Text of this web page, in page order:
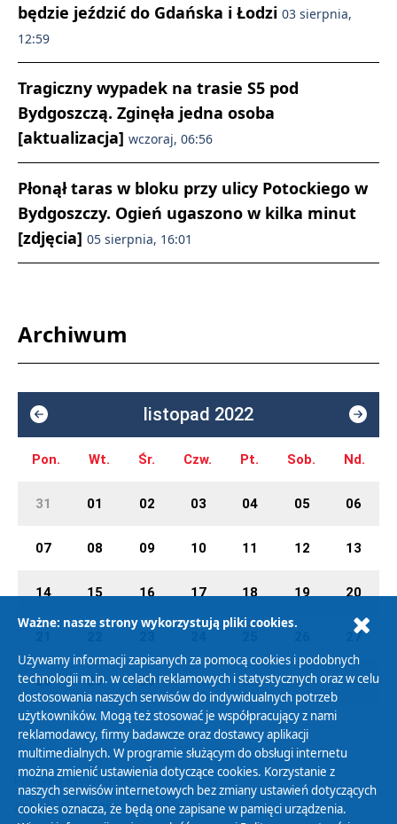
będzie jeździć do Gdańska i Łodzi 03 sierpnia,
12:59
Tragiczny wypadek na trasie S5 pod
Bydgoszczą. Zginęła jedna osoba
[aktualizacja] wczoraj, 06:56
Płonął taras w bloku przy ulicy Potockiego w
Bydgoszczy. Ogień ugaszono w kilka minut
[zdjęcia] 05 sierpnia, 16:01
Archiwum
listopad 2022
Pon. Wt. Śr. Czw. Pt. Sob. Nd.
31 01 02 03 04 05 06
07 08 09 10 11 12 13
14 15 16 17 18 19 20
27
28 29 30 01 02 03 04
Polityka Prywatności
Zasady korzystania z Serwisu
Ważne: nasze strony wykorzystują pliki cookies.
Używamy informacji zapisanych za pomocą cookies i podobnych
technologii m.in. w celach reklamowych i statystycznych oraz w celu
dostosowania naszych serwisów do indywidualnych potrzeb
użytkowników. Mogą też stosować je współpracujący z nami
reklamodawcy, firmy badawcze oraz dostawcy aplikacji
multimedialnych. W programie służącym do obsługi internetu
można zmienić ustawienia dotyczące cookies. Korzystanie z
naszych serwisów internetowych bez zmiany ustawień dotyczących
cookies oznacza, że będą one zapisane w pamięci urządzenia.